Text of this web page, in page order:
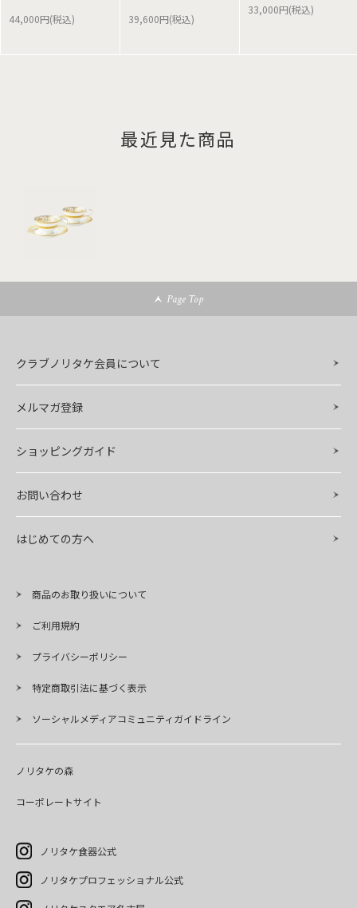
44,000円(税込) 39,600円(税込)
33,000円(税込)
最近見た商品
Page Top
クラブノリタケ会員について
メルマガ登録
ショッピングガイド
お問い合わせ
はじめての方へ
商品のお取り扱いについて
ご利用規約
プライバシーポリシー
特定商取引法に基づく表示
ソーシャルメディアコミュニティガイドライン
ノリタケの森
コーポレートサイト
ノリタケ食器公式
ノリタケプロフェッショナル公式